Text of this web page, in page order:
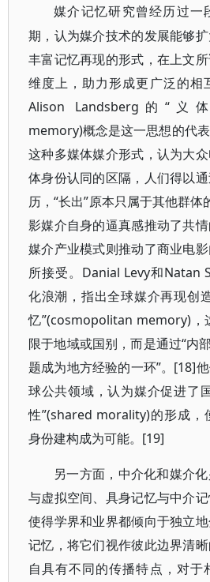
媒介记忆研究曾经历过一
期，认为媒介技术的发展能够扩
丰富记忆再现的形式，在上文
维度上，助力形成更广泛的相
Alison Landsberg的“义
memory)概念是这一思想的代
这种多媒体媒介形式，认为大
体身份认同的区隔，人们得以
历，“长出”原本只属于其他群体
影媒介自身的逼真感推动了共
媒介产业模式则推动了商业电
所接受。Danial Levy和Natan
化浪潮，指出全球媒介再现创
忆”(cosmopolitan memory)，
限于地域或国别，而是通过“内
题成为地方经验的一环”。[18]
球公共领域，认为媒介促进了
性”(shared morality)的形成，
身份建构成为可能。[19]
另一方面，中介化和媒介
与虚拟空间、具身记忆与中介
使得学界和业界都倾向于独立
记忆，将它们视作彼此边界清
自具有不同的传播特点，对于